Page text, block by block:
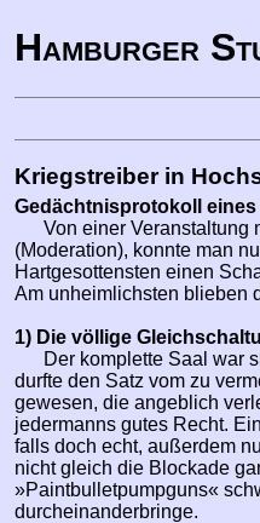
Hamburger
Kriegstreiber in
Gedächtnisprotokoll
Von einer Veranstaltung
(Moderation), konnte man
Hartgesottensten einen
Am unheimlichsten blieben
1) Die völlige
Der komplette Saal war
durfte den Satz vom zu
gewesen, die angeblich
jedermanns gutes Recht.
falls doch echt, außerdem
nicht gleich die Blockade
»Paintbulletpumpguns«
durcheinanderbringe.